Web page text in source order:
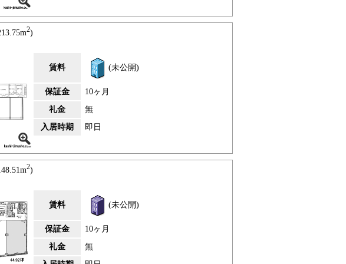
2)
賃料 (未公開)
保証金
10ヶ月
礼金
無
入居時期
即日
2)
賃料 (未公開)
保証金
10ヶ月
礼金
無